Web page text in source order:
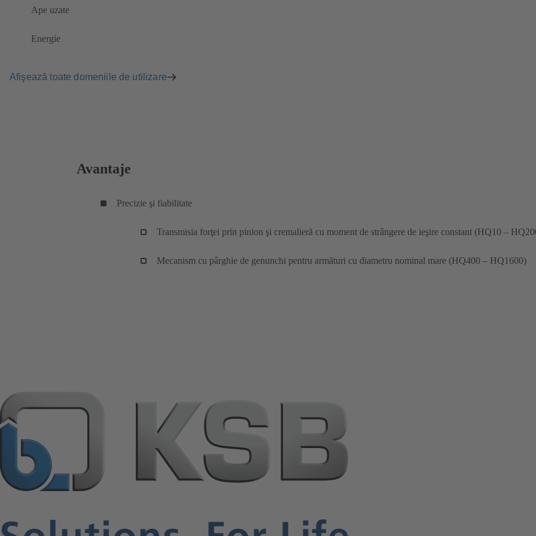
Ape uzate
Energie
Afişează toate domeniile de utilizare
Avantaje
Precizie şi fiabilitate
Transmisia forţei prin pinion şi cremalieră cu moment de strângere de ieşire constant (HQ10 –
Mecanism cu pârghie de genunchi pentru armături cu diametru nominal mare (HQ400 – HQ1600)